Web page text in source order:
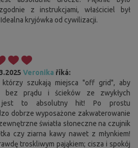
z instrukcjami, właściciel był
kryjówka od cywilizacji.
Veronika říká:
szukają miejsca "off grid", aby
bez prądu i ścieków ze zwykłych
jest to absolutny hit! Po prostu
dobrze wyposażone zakwaterowanie
światła słoneczne na czujnik
czy ziarna kawy nawet z młynkiem!
troskliwym pająkiem; cisza i spokój